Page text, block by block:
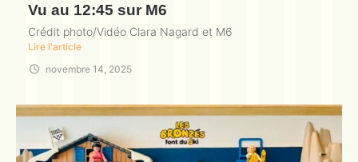
Vu au 12:45 sur M6
Crédit photo/Vidéo Clara Nagard et M6
Lire l'article
novembre 14, 2025